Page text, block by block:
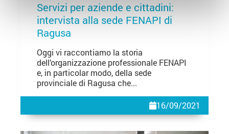
Servizi per aziende e cittadini:
intervista alla sede FENAPI di
Ragusa
Oggi vi raccontiamo la storia
dell’organizzazione professionale FENAPI
e, in particolar modo, della sede
provinciale di Ragusa che...
16/09/2021